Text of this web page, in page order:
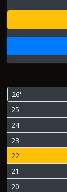
26'
25'
24'
23'
22'
21'
20'